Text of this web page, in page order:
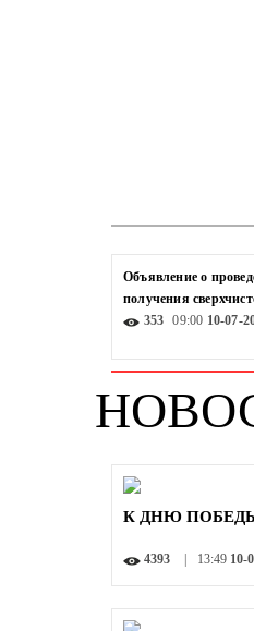
Объявление о
получения
353
09:00 10-07-
К ДНЮ
4393 13:49 10-